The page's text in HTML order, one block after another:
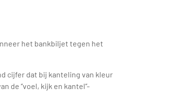
het bankbiljet tegen het
cijfer dat bij kanteling van kleur
‘’voel, kijk en kantel’’-